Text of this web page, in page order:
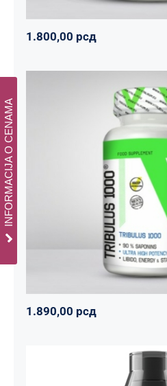
1.800,00 рсд
Tribulus
Svi proizvodi
1.890,00
1.890,00 рсд
INFORMACIJA O CENAMA